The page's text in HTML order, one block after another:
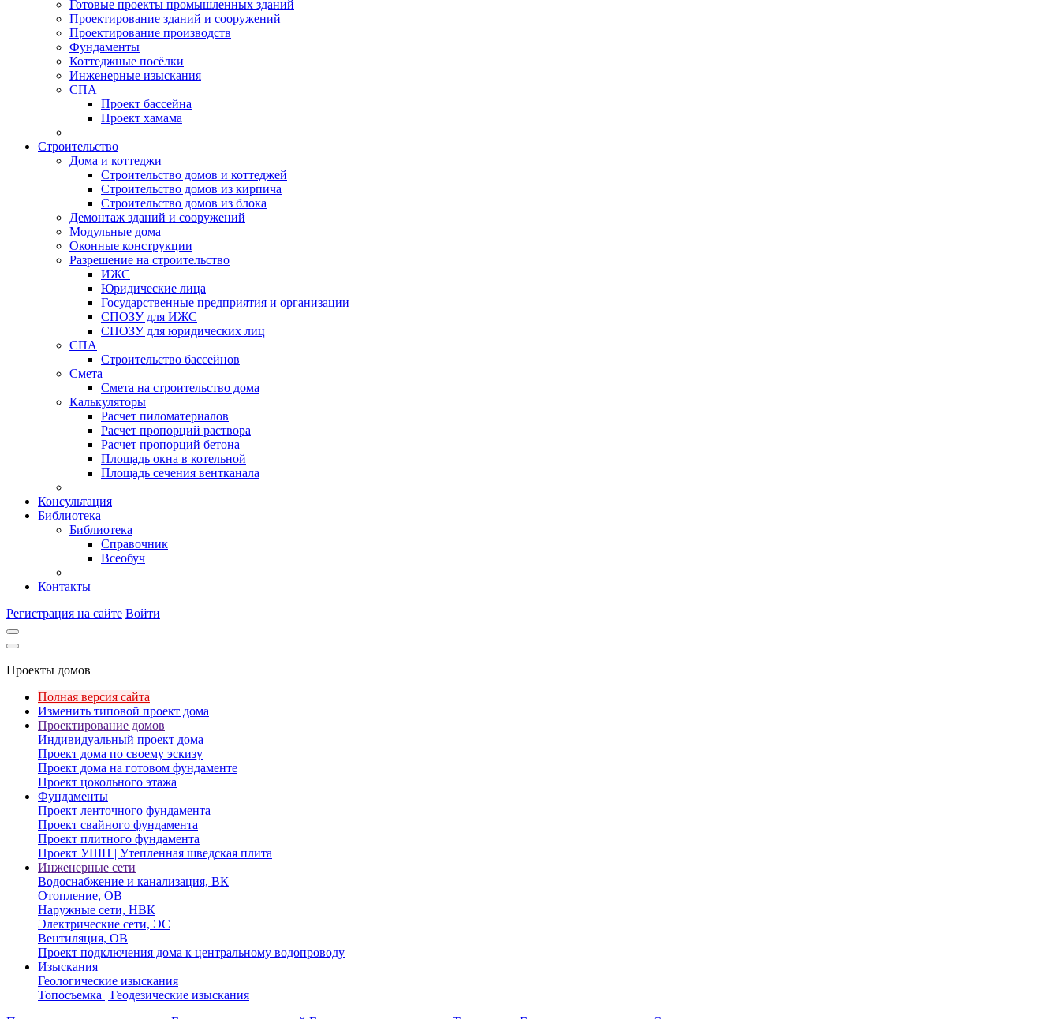
Готовые проекты промышленных зданий
Проектирование зданий и сооружений
Проектирование производств
Фундаменты
Коттеджные посёлки
Инженерные изыскания
СПА
Проект бассейна
Проект хамама
Строительство
Дома и коттеджи
Строительство домов и коттеджей
Строительство домов из кирпича
Строительство домов из блока
Демонтаж зданий и сооружений
Модульные дома
Оконные конструкции
Разрешение на строительство
ИЖС
Юридические лица
Государственные предприятия и организации
СПОЗУ для ИЖС
СПОЗУ для юридических лиц
СПА
Строительство бассейнов
Смета
Смета на строительство дома
Калькуляторы
Расчет пиломатериалов
Расчет пропорций раствора
Расчет пропорций бетона
Площадь окна в котельной
Площадь сечения вентканала
Консультация
Библиотека
Библиотека
Справочник
Всеобуч
Контакты
Регистрация на сайте Войти
Проекты домов
Полная версия сайта
Изменить типовой проект дома
Проектирование домов
Индивидуальный проект дома
Проект дома по своему эскизу
Проект дома на готовом фундаменте
Проект цокольного этажа
Фундаменты
Проект ленточного фундамента
Проект свайного фундамента
Проект плитного фундамента
Проект УШП | Утепленная шведская плита
Инженерные сети
Водоснабжение и канализация, ВК
Отопление, ОВ
Наружные сети, НВК
Электрические сети, ЭС
Вентиляция, ОВ
Проект подключения дома к центральному водопроводу
Изыскания
Геологические изыскания
Топосъемка | Геодезические изыскания